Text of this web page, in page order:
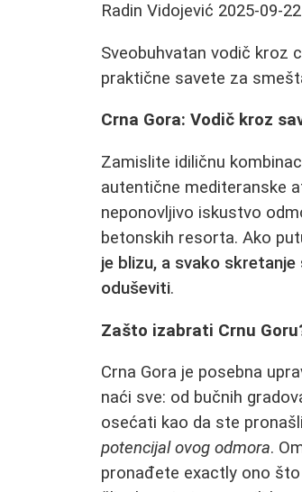
Radin Vidojević 2025-09-22
Sveobuhvatan vodič kroz
praktične savete za
Crna Gora: Vodič kroz
Zamislite idiličnu
autentične mediteranske
neponovljivo iskustvo
betonskih resorta. Ako
je blizu, a svako
oduševiti.
Zašto izabrati Crnu
Crna Gora je posebna
naći sve: od bučnih
osećati kao da ste
potencijal ovog odmora.
pronađete exactly ono